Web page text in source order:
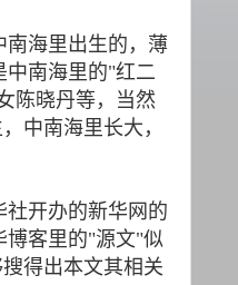
南海里出生的，薄
中南海里的"红二
陈晓丹等，当然
中南海里长大，
开办的新华网的
博客里的"源文"似
得出本文其相关